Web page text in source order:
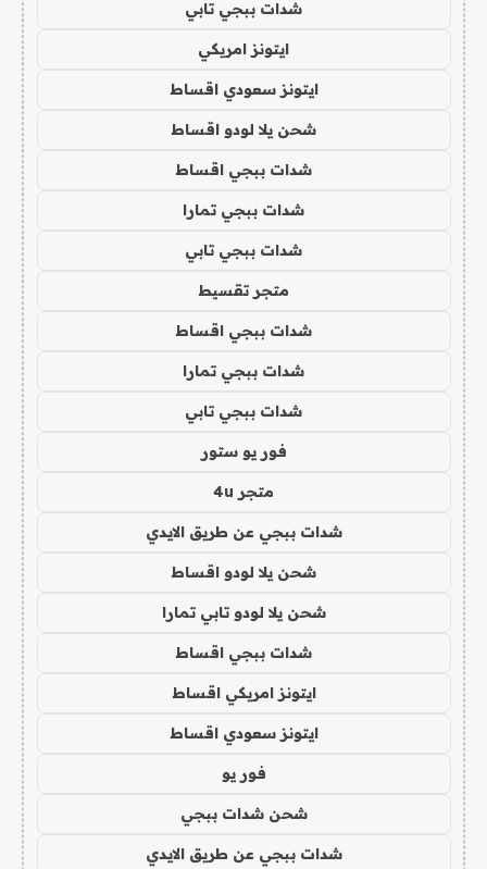
شدات ببجي تابي
ايتونز امريكي
ايتونز سعودي اقساط
شحن يلا لودو اقساط
شدات ببجي اقساط
شدات ببجي تمارا
شدات ببجي تابي
متجر تقسيط
شدات ببجي اقساط
شدات ببجي تمارا
شدات ببجي تابي
فور يو ستور
متجر 4u
شدات ببجي عن طريق الايدي
شحن يلا لودو اقساط
شحن يلا لودو تابي تمارا
شدات ببجي اقساط
ايتونز امريكي اقساط
ايتونز سعودي اقساط
فور يو
شحن شدات ببجي
شدات ببجي عن طريق الايدي